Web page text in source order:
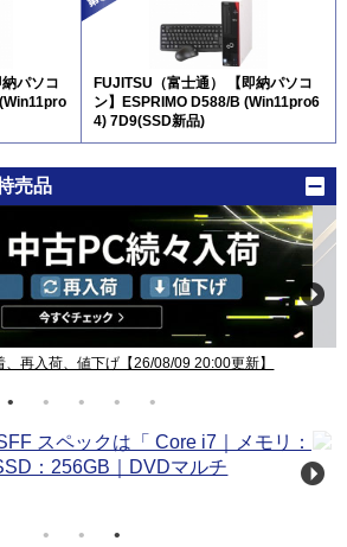
パソコ
FUJITSU（富士通） 【即納パソコ
ン】ESPRIMO D588/B (Win11pro6
4) 7D9(SSD新品)
売品
再入荷、値下げ【26/08/09 20:00更新】